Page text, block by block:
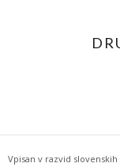
Vpisan v razvid